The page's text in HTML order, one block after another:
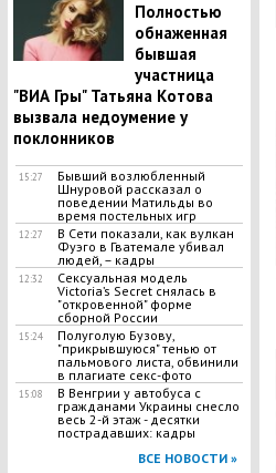
Полностью
обнаженная
бывшая
участница
"ВИА Гры" Татьяна Котова
вызвала недоумение у
поклонников
15:27
Бывший возлюбленный
Шнуровой рассказал о
поведении Матильды во
время постельных игр
12:27
В Сети показали, как вулкан
Фуэго в Гватемале убивал
людей, – кадры
12:32
Сексуальная модель
Victoria’s Secret снялась в
"откровенной" форме
сборной России
15:24
Полуголую Бузову,
"прикрывшуюся" тенью от
пальмового листа, обвинили
в плагиате секс-фото
15:08
В Венгрии у автобуса с
гражданами Украины снесло
весь 2-й этаж - десятки
пострадавших: кадры
ВСЕ НОВОСТИ »